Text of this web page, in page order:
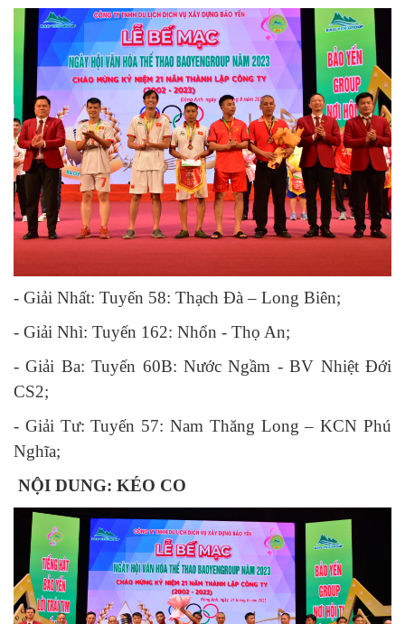
- Giải Nhất: Tuyến 58: Thạch Đà – Long Biên;
- Giải Nhì: Tuyến 162: Nhổn - Thọ An;
- Giải Ba: Tuyến 60B: Nước Ngầm - BV Nhiệt Đới
CS2;
- Giải Tư: Tuyến 57: Nam Thăng Long – KCN Phú
Nghĩa;
NỘI DUNG: KÉO CO